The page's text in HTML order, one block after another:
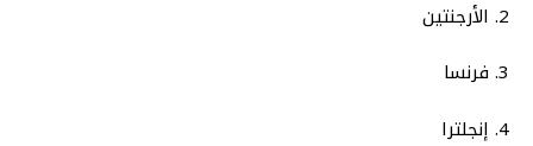
2. الأرجنتين
3. فرنسا
4. إنجلترا